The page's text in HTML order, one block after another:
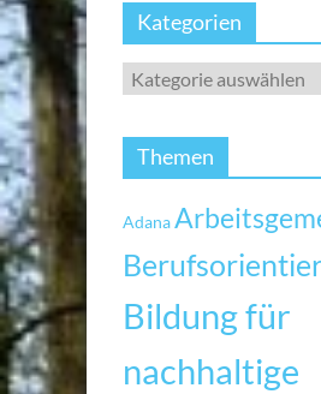
Kategorien
Themen
Adana
Bildung für
nachhaltige